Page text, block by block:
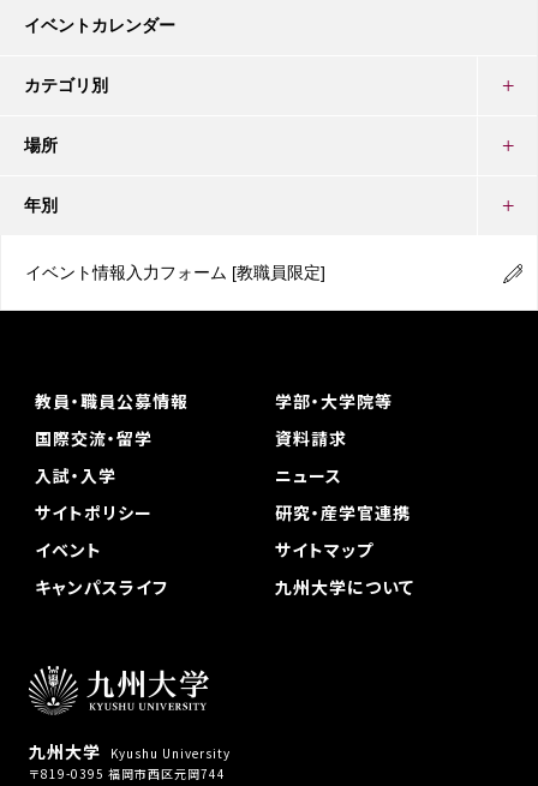
イベントカレンダー
カテゴリ別
場所
年別
イベント情報入力フォーム [教職員限定]
九州大学
Kyushu University
〒819-0395 福岡市西区元岡744
教員・職員公募情報
学部・大学院等
国際交流・留学
資料請求
入試・入学
ニュース
サイトポリシー
研究・産学官連携
イベント
サイトマップ
キャンパスライフ
九州大学について